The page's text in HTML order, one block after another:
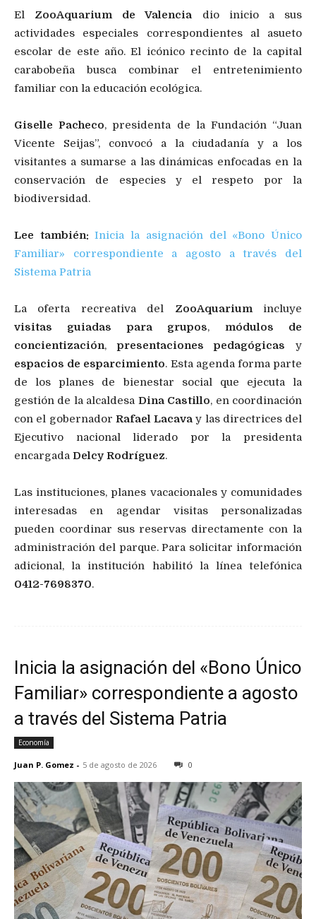
El ZooAquarium de Valenciadio inicio a sus
actividades especiales correspondientes al asueto
escolar de este año. El icónico recinto de la capital
carabobeña busca combinar el entretenimiento
familiar con la educación ecológica.
Giselle Pacheco, presidenta de la Fundación “Juan
Vicente Seijas”, convocó a la ciudadanía y a los
visitantes a sumarse a las dinámicas enfocadas en la
conservación de especies y el respeto por la
biodiversidad.
Lee también:Inicia la asignación del «Bono Único
Familiar» correspondiente a agosto a través del
Sistema Patria
La oferta recreativa del ZooAquarium incluye
visitas guiadas para grupos, módulos de
concientización,presentaciones pedagógicas y
espacios de esparcimiento. Esta agenda forma parte
de los planes de bienestar social que ejecuta la
gestión de la alcaldesa Dina Castillo, en coordinación
con el gobernador Rafael Lacavay las directrices del
Ejecutivo nacional liderado por la presidenta
encargada Delcy Rodríguez.
Las instituciones, planes vacacionales y comunidades
interesadas en agendar visitas personalizadas
pueden coordinar sus reservas directamente con la
administración del parque. Para solicitar información
adicional, la institución habilitó la línea telefónica
0412-7698370.
Inicia la asignación del «Bono Único
Familiar» correspondiente a agosto
a través del Sistema Patria
Economía
Juan P. Gomez - 5 de agosto de 2026 0